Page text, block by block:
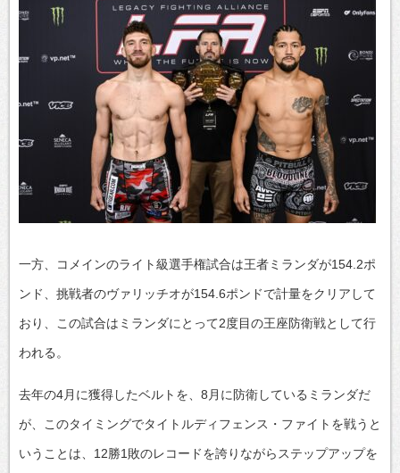
一方、コメインのライト級選手権試合は王者ミランダが154.2ポ
ンド、挑戦者のヴァリッチオが154.6ポンドで計量をクリアして
おり、この試合はミランダにとって2度目の王座防衛戦として行
われる。
去年の4月に獲得したベルトを、8月に防衛しているミランダだ
が、このタイミングでタイトルディフェンス・ファイトを戦うと
いうことは、12勝1敗のレコードを誇りながらステップアップを